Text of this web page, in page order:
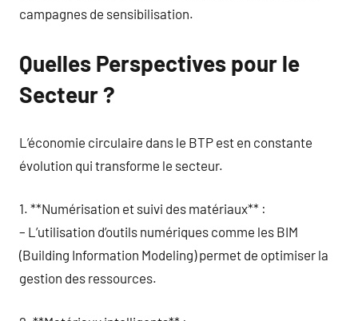
campagnes de sensibilisation.
Quelles Perspectives pour le
Secteur ?
L’économie circulaire dans le BTP est en constante
évolution qui transforme le secteur.
1. **Numérisation et suivi des matériaux** :
– L’utilisation d’outils numériques comme les BIM
(Building Information Modeling) permet de optimiser la
gestion des ressources.